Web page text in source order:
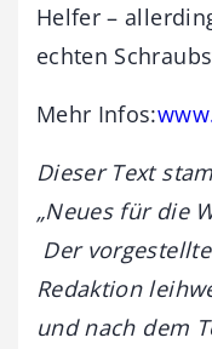
Helfer –
echten
Mehr Infos:
Dieser Text
„Neues für die
Der
Redaktion
und nach dem